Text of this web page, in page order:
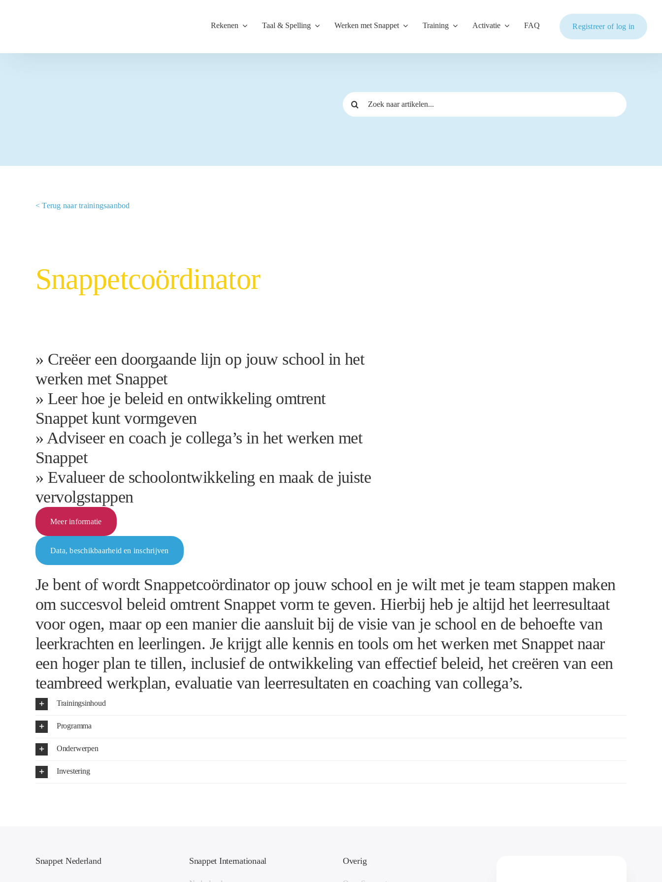
Rekenen Taal & Spelling Werken met Snappet Training Activatie FAQ Registreer of log in
Zoeken
naar:
< Terug naar trainingsaanbod
Snappetcoördinator
» Creëer een doorgaande lijn op jouw school in het
werken met Snappet
» Leer hoe je beleid en ontwikkeling omtrent
Snappet kunt vormgeven
» Adviseer en coach je collega’s in het werken met
Snappet
» Evalueer de schoolontwikkeling en maak de juiste
vervolgstappen
Meer informatie
Data, beschikbaarheid en inschrijven
Je bent of wordt Snappetcoördinator op jouw school en je wilt met je team stappen maken
om succesvol beleid omtrent Snappet vorm te geven. Hierbij heb je altijd het leerresultaat
voor ogen, maar op een manier die aansluit bij de visie van je school en de behoefte van
leerkrachten en leerlingen. Je krijgt alle kennis en tools om het werken met Snappet naar
een hoger plan te tillen, inclusief de ontwikkeling van effectief beleid, het creëren van een
teambreed werkplan, evaluatie van leerresultaten en coaching van collega’s.
Trainingsinhoud
Programma
Onderwerpen
Investering
Snappet Nederland Snappet Internationaal Overig